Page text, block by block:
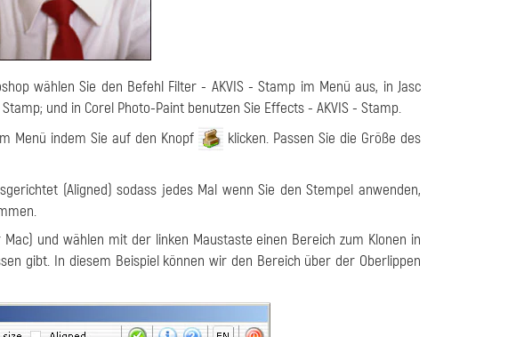
wählen Sie den Befehl Filter - AKVIS - Stamp im Menü aus, in Jasc
; und in Corel Photo-Paint benutzen Sie Effects - AKVIS - Stamp.
Menü indem Sie auf den Knopf
klicken. Passen Sie die Größe des
(Aligned) sodass jedes Mal wenn Sie den Stempel anwenden,
Mac) und wählen mit der linken Maustaste einen Bereich zum Klonen in
gibt. In diesem Beispiel können wir den Bereich über der Oberlippen